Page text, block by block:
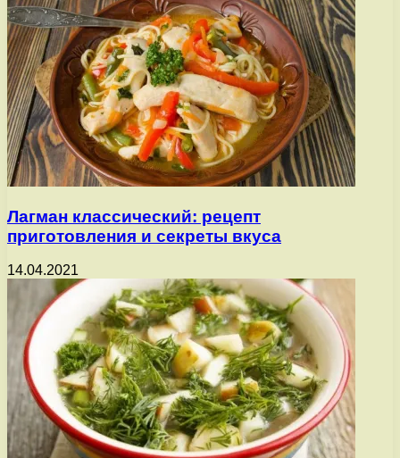
Лагман классический: рецепт
приготовления и секреты вкуса
14.04.2021